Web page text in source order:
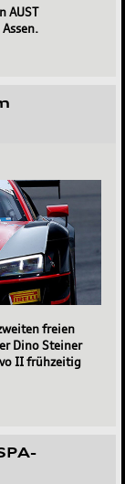
AUST
freien
Dino Steiner
II frühzeitig